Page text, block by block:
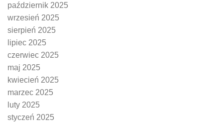
październik 2025
wrzesień 2025
sierpień 2025
lipiec 2025
czerwiec 2025
maj 2025
kwiecień 2025
marzec 2025
luty 2025
styczeń 2025